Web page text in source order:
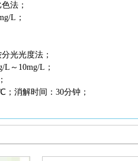
法；
L；
光光度法；
～10mg/L；
消解时间：30分钟；